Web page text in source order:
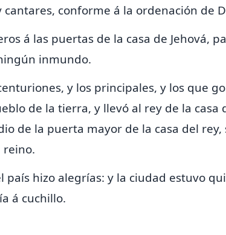
cantares, conforme á la ordenación de
á las puertas de la casa de Jehová,
inmundo.
y los principales, y los que
de la tierra, y llevó al rey de la casa
de la puerta mayor de la casa del rey,
reino.
país hizo alegrías: y la ciudad estuvo
á cuchillo.